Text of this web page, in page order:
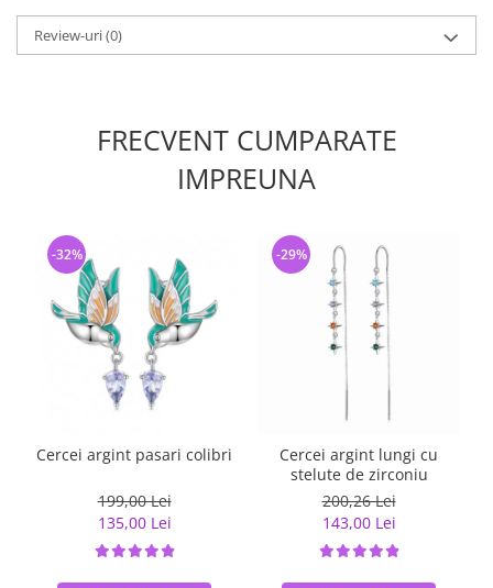
Review-uri(0)
FRECVENT CUMPARATE
IMPREUNA
Cercei argint pasari colibri
199,00 Lei
135,00 Lei
-32%
Cercei argint lungi cu
stelute de zirconiu
200,26 Lei
143,00 Lei
-29%